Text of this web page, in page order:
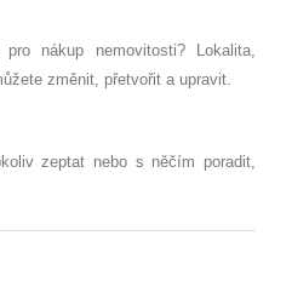
nákup nemovitosti? Lokalita,
změnit, přetvořit a upravit.
zeptat nebo s něčím poradit,